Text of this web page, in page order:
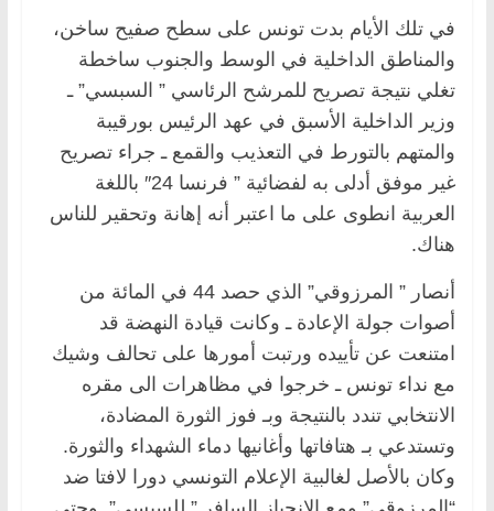
في تلك الأيام بدت تونس على سطح صفيح ساخن،
والمناطق الداخلية في الوسط والجنوب ساخطة
تغلي نتيجة تصريح للمرشح الرئاسي ” السبسي” ـ
وزير الداخلية الأسبق في عهد الرئيس بورقيبة
والمتهم بالتورط في التعذيب والقمع ـ جراء تصريح
غير موفق أدلى به لفضائية ” فرنسا 24″ باللغة
العربية انطوى على ما اعتبر أنه إهانة وتحقير للناس
هناك.
أنصار ” المرزوقي” الذي حصد 44 في المائة من
أصوات جولة الإعادة ـ وكانت قيادة النهضة قد
امتنعت عن تأييده ورتبت أمورها على تحالف وشيك
مع نداء تونس ـ خرجوا في مظاهرات الى مقره
الانتخابي تندد بالنتيجة وبـ فوز الثورة المضادة،
وتستدعي بـ هتافاتها وأغانيها دماء الشهداء والثورة.
وكان بالأصل لغالبية الإعلام التونسي دورا لافتا ضد